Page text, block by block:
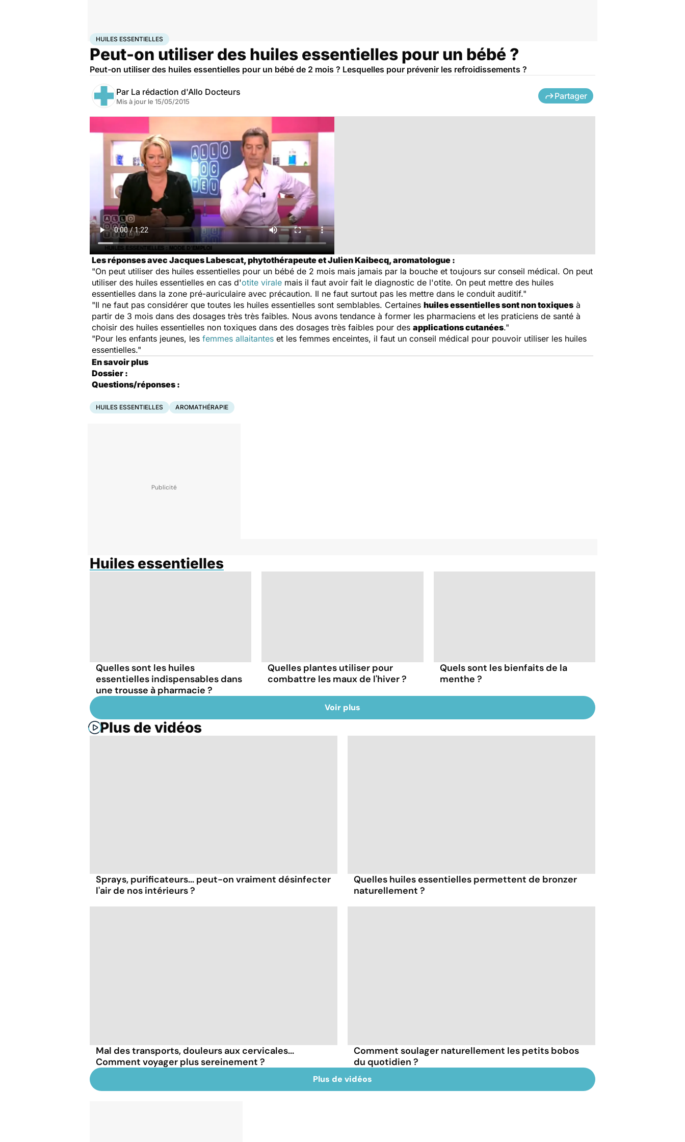
AccueilSantéHuiles essentielles
HUILES ESSENTIELLES
Peut-on utiliser des huiles essentielles pour un bébé ?
Peut-on utiliser des huiles essentielles pour un bébé de 2 mois ? Lesquelles pour prévenir les refroidissements ?
Par La rédaction d'Allo Docteurs
Mis à jour le 15/05/2015
Partager
Les réponses avec Jacques Labescat, phytothérapeute et Julien Kaibecq, aromatologue :
"On peut utiliser des huiles essentielles pour un bébé de 2 mois mais jamais par la bouche et toujours sur conseil médical. On peut
utiliser des huiles essentielles en cas d'otite virale mais il faut avoir fait le diagnostic de l'otite. On peut mettre des huiles
essentielles dans la zone pré-auriculaire avec précaution. Il ne faut surtout pas les mettre dans le conduit auditif."
"Il ne faut pas considérer que toutes les huiles essentielles sont semblables. Certaines huiles essentielles sont non toxiques à
partir de 3 mois dans des dosages très très faibles. Nous avons tendance à former les pharmaciens et les praticiens de santé à
choisir des huiles essentielles non toxiques dans des dosages très faibles pour des applications cutanées."
"Pour les enfants jeunes, les femmes allaitantes et les femmes enceintes, il faut un conseil médical pour pouvoir utiliser les huiles
essentielles."
En savoir plus
Dossier :
Questions/réponses :
HUILES ESSENTIELLES AROMATHÉRAPIE
Huiles essentielles
Quelles sont les huiles
essentielles indispensables dans
une trousse à pharmacie ?
Quelles plantes utiliser pour
combattre les maux de l'hiver ?
Quels sont les bienfaits de la
menthe ?
Voir plus
Plus de vidéos
Sprays, purificateurs... peut-on vraiment désinfecter
l'air de nos intérieurs ?
Quelles huiles essentielles permettent de bronzer
naturellement ?
Mal des transports, douleurs aux cervicales...
Comment voyager plus sereinement ?
Comment soulager naturellement les petits bobos
du quotidien ?
Plus de vidéos